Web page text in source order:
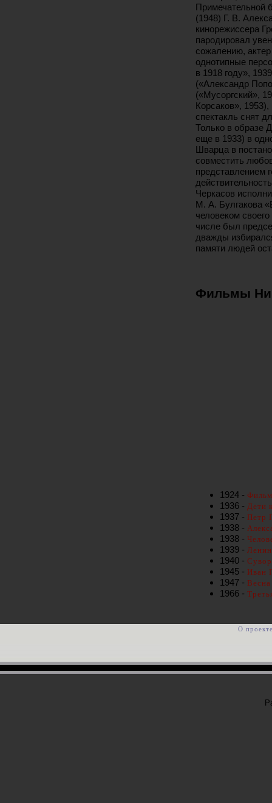
Примечательной
(1948) Г. В.
кинорежиссера
пародировал
сожалению,
однотипные
в 1918 году»,
(«Александр
(«Мусоргский»,
Корсаков»,
спектакль снят
Только в образе
еще в 1933) в
Шварца в
совместить
представлением
Черкасов
М. А. Булгакова
человеком
числе был
дважды
памяти людей
Фильмы
1924 -
1936 - Дети
1937 - Петр
1938 -
1938 -
1939 -
1940 -
1945 - Иван
1947 - Весна
1966 -
О